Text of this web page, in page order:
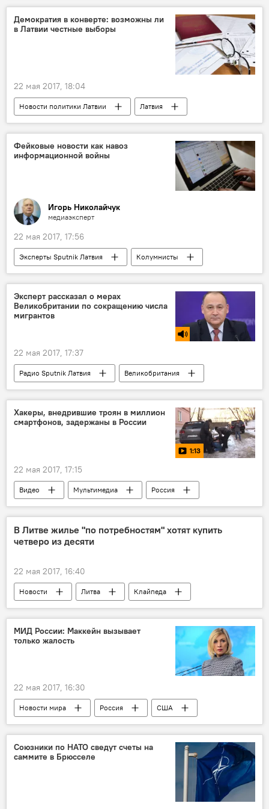
Всемирная организация здравоохранения (ВОЗ)
Латвия в мировых рейтингах
Демократия в конверте: возможны ли
в Латвии честные выборы
22 мая 2017, 18:04
Новости политики Латвии
Латвия
Юрий Журавлев
Муниципальные выборы - 2017
Муниципальные выборы 2021 года в Латвии
Фейковые новости как навоз
информационной войны
Игорь Николайчук
медиаэксперт
22 мая 2017, 17:56
Эксперты Sputnik Латвия
Колумнисты
Аналитика
Весь мир фейк
Эксперт рассказал о мерах
Великобритании по сокращению числа
мигрантов
22 мая 2017, 17:37
Радио Sputnik Латвия
Великобритания
Александр Гусев
эксперт
миграционная политика
Хакеры, внедрившие троян в миллион
смартфонов, задержаны в России
1:13
22 мая 2017, 17:15
Видео Мультимедиа
Россия
смартфоны
В Литве жилье "по потребностям" хотят купить
четверо из десяти
22 мая 2017, 16:40
Новости Литва
Клайпеда
Вильнюс
Каунас
Шяуляй
Паневежис
жилье
квартира
приобретение
МИД России: Маккейн вызывает
только жалость
22 мая 2017, 16:30
Новости мира Россия
США
Дональд Трамп
Мария Захарова
Владимир Путин
Сергей Лавров
Джон Маккейн
Союзники по НАТО сведут счеты на
саммите в Брюсселе